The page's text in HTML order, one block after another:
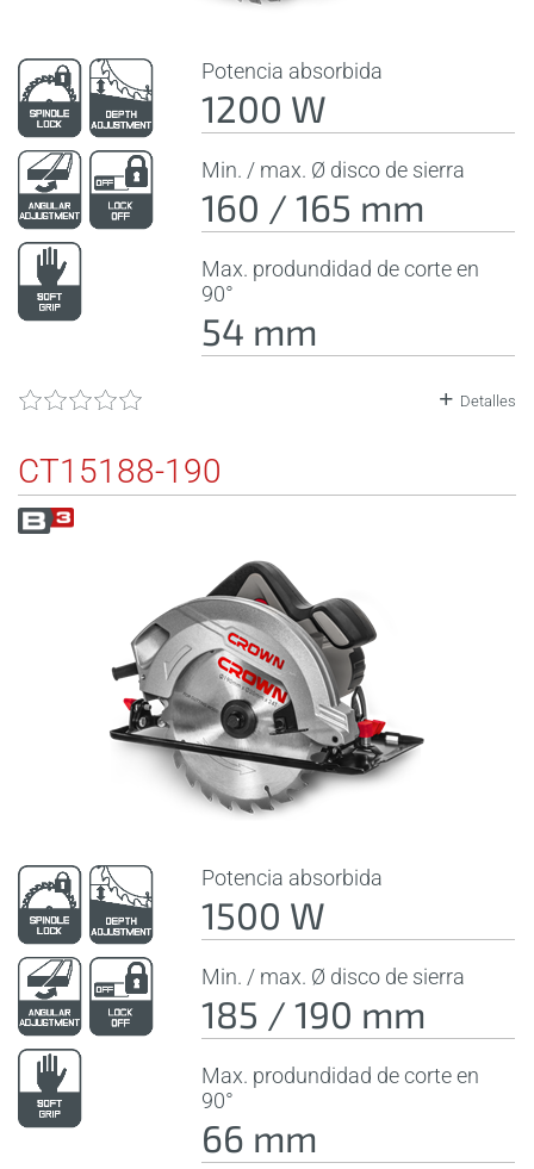
Potencia absorbida
1200 W
Min. / max. Ø disco de sierra
160 / 165 mm
Max. produndidad de corte en
90°
54 mm
Detalles
CT15188-190
Potencia absorbida
1500 W
Min. / max. Ø disco de sierra
185 / 190 mm
Max. produndidad de corte en
90°
66 mm